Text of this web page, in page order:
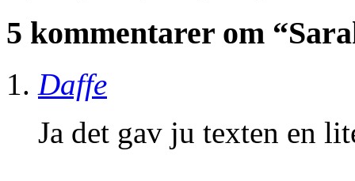
5 kommentarer om
Daffe
Ja det gav ju texten en